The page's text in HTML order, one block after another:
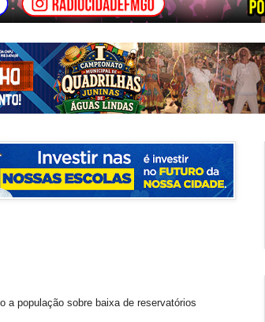
a população sobre baixa de reservatórios